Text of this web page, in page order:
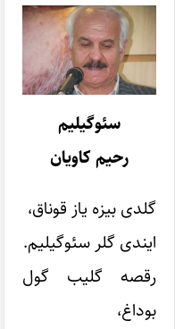
سئوگیلیم
رحیم کاویان
گلدى بیزه یاز قوناق،
ایندى گلر سئوگیلیم.
رقصه گلیب گول
بوداغ،